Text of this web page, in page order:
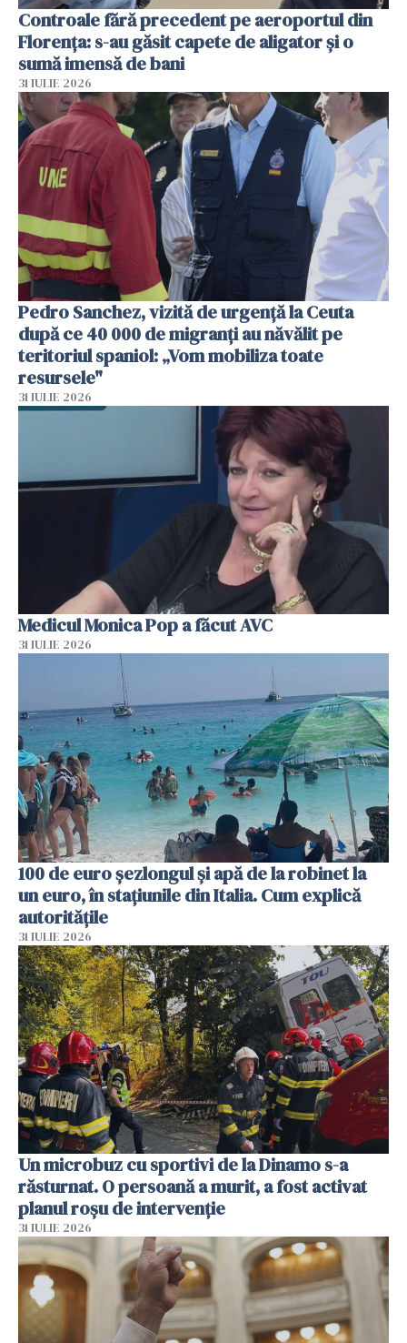
Controale fără precedent pe aeroportul din
Florența: s-au găsit capete de aligator și o
sumă imensă de bani
31 IULIE 2026
Pedro Sanchez, vizită de urgență la Ceuta
după ce 40 000 de migranți au năvălit pe
teritoriul spaniol: „Vom mobiliza toate
resursele"
31 IULIE 2026
Medicul Monica Pop a făcut AVC
31 IULIE 2026
100 de euro șezlongul și apă de la robinet la
un euro, în stațiunile din Italia. Cum explică
autoritățile
31 IULIE 2026
Un microbuz cu sportivi de la Dinamo s-a
răsturnat. O persoană a murit, a fost activat
planul roșu de intervenție
31 IULIE 2026